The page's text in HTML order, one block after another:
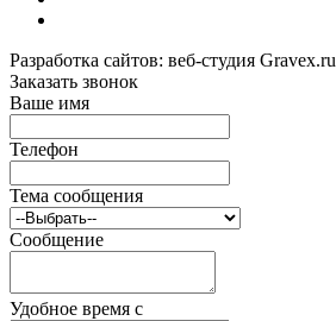
Разработка сайтов: веб-студия Gravex.ru
Заказать звонок
Ваше имя
Телефон
Тема сообщения
Сообщение
Удобное время c